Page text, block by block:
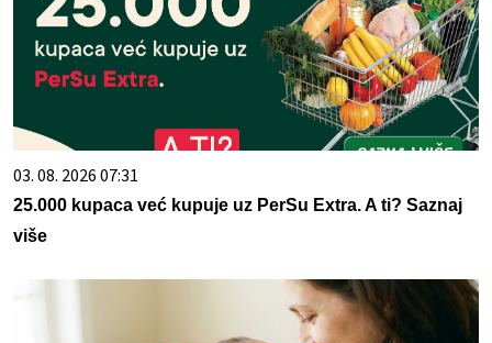
03. 08. 2026 07:31
25.000 kupaca već kupuje uz PerSu Extra. A ti? Saznaj
više